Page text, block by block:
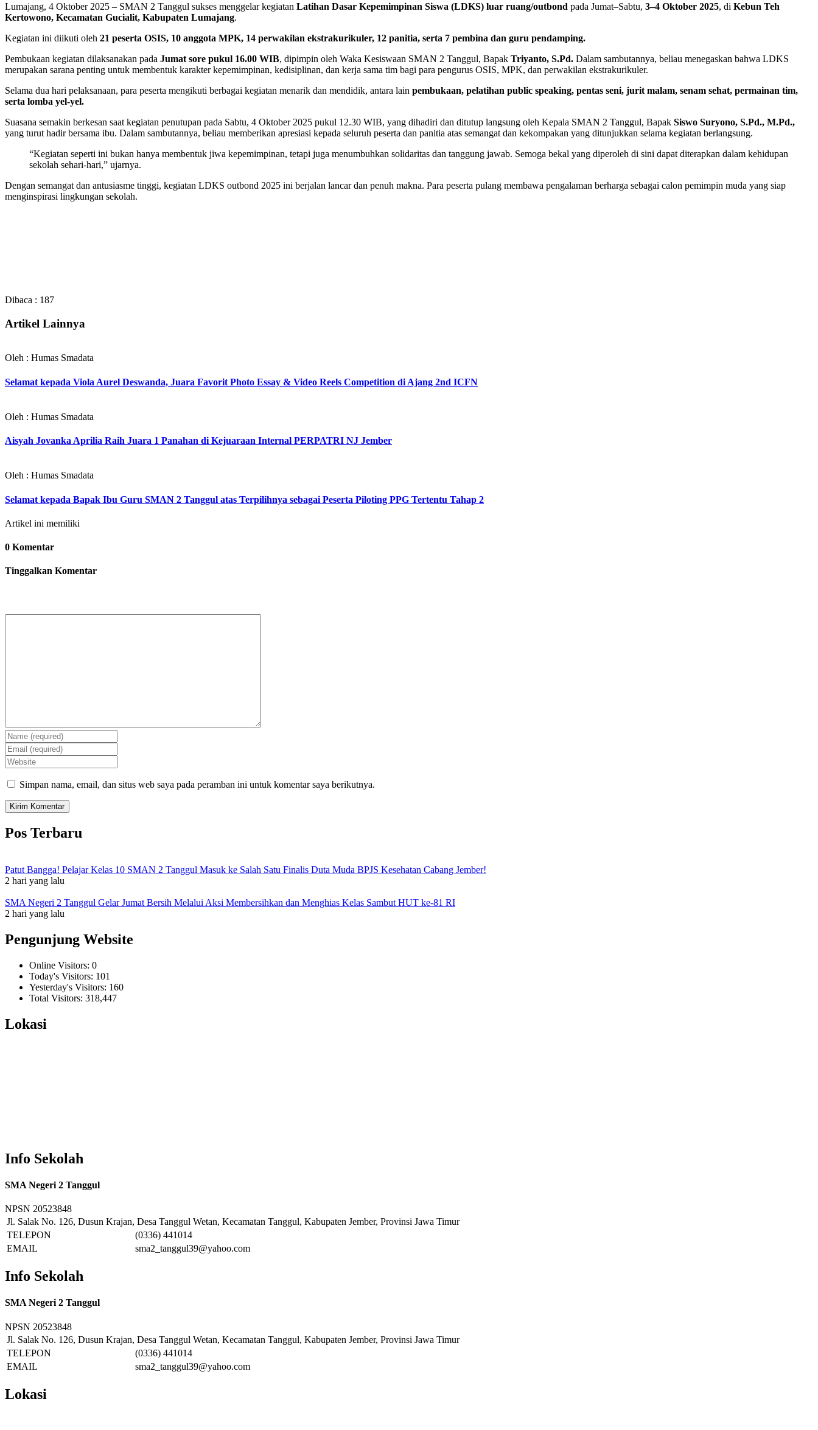
Lumajang, 4 Oktober 2025 – SMAN 2 Tanggul sukses menggelar kegiatan Latihan Dasar Kepemimpinan Siswa (LDKS) luar ruang/outbond pada Jumat–Sabtu, 3–4 Oktober 2025, di Kebun Teh
Kertowono, Kecamatan Gucialit, Kabupaten Lumajang.
Kegiatan ini diikuti oleh 21 peserta OSIS, 10 anggota MPK, 14 perwakilan ekstrakurikuler, 12 panitia, serta 7 pembina dan guru pendamping.
Pembukaan kegiatan dilaksanakan pada Jumat sore pukul 16.00 WIB, dipimpin oleh Waka Kesiswaan SMAN 2 Tanggul, Bapak Triyanto, S.Pd. Dalam sambutannya, beliau menegaskan bahwa LDKS
merupakan sarana penting untuk membentuk karakter kepemimpinan, kedisiplinan, dan kerja sama tim bagi para pengurus OSIS, MPK, dan perwakilan ekstrakurikuler.
Selama dua hari pelaksanaan, para peserta mengikuti berbagai kegiatan menarik dan mendidik, antara lain pembukaan, pelatihan public speaking, pentas seni, jurit malam, senam sehat, permainan tim,
serta lomba yel-yel.
Suasana semakin berkesan saat kegiatan penutupan pada Sabtu, 4 Oktober 2025 pukul 12.30 WIB, yang dihadiri dan ditutup langsung oleh Kepala SMAN 2 Tanggul, Bapak Siswo Suryono, S.Pd., M.Pd.,
yang turut hadir bersama ibu. Dalam sambutannya, beliau memberikan apresiasi kepada seluruh peserta dan panitia atas semangat dan kekompakan yang ditunjukkan selama kegiatan berlangsung.
“Kegiatan seperti ini bukan hanya membentuk jiwa kepemimpinan, tetapi juga menumbuhkan solidaritas dan tanggung jawab. Semoga bekal yang diperoleh di sini dapat diterapkan dalam kehidupan
sekolah sehari-hari,” ujarnya.
Dengan semangat dan antusiasme tinggi, kegiatan LDKS outbond 2025 ini berjalan lancar dan penuh makna. Para peserta pulang membawa pengalaman berharga sebagai calon pemimpin muda yang siap
menginspirasi lingkungan sekolah.
Dibaca : 187
Artikel Lainnya
Oleh : Humas Smadata
Selamat kepada Viola Aurel Deswanda, Juara Favorit Photo Essay & Video Reels Competition di Ajang 2nd ICFN
Oleh : Humas Smadata
Aisyah Jovanka Aprilia Raih Juara 1 Panahan di Kejuaraan Internal PERPATRI NJ Jember
Oleh : Humas Smadata
Selamat kepada Bapak Ibu Guru SMAN 2 Tanggul atas Terpilihnya sebagai Peserta Piloting PPG Tertentu Tahap 2
Artikel ini memiliki
0 Komentar
Tinggalkan Komentar
Simpan nama, email, dan situs web saya pada peramban ini untuk komentar saya berikutnya.
Pos Terbaru
Patut Bangga! Pelajar Kelas 10 SMAN 2 Tanggul Masuk ke Salah Satu Finalis Duta Muda BPJS Kesehatan Cabang Jember!
2 hari yang lalu
SMA Negeri 2 Tanggul Gelar Jumat Bersih Melalui Aksi Membersihkan dan Menghias Kelas Sambut HUT ke-81 RI
2 hari yang lalu
Pengunjung Website
Online Visitors: 0
Today's Visitors: 101
Yesterday's Visitors: 160
Total Visitors: 318,447
Lokasi
Info Sekolah
SMA Negeri 2 Tanggul
NPSN 20523848
Jl. Salak No. 126, Dusun Krajan, Desa Tanggul Wetan, Kecamatan Tanggul, Kabupaten Jember, Provinsi Jawa Timur
TELEPON
(0336) 441014
EMAIL
sma2_tanggul39@yahoo.com
Info Sekolah
SMA Negeri 2 Tanggul
NPSN 20523848
Jl. Salak No. 126, Dusun Krajan, Desa Tanggul Wetan, Kecamatan Tanggul, Kabupaten Jember, Provinsi Jawa Timur
TELEPON
(0336) 441014
EMAIL
sma2_tanggul39@yahoo.com
Lokasi